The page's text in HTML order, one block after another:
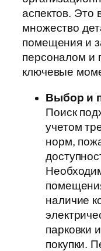
аспектов. Это
множество
помещения и
персоналом и
ключевые
Выбор и
Поиск
учетом
норм,
наличие
парковки
покупки.